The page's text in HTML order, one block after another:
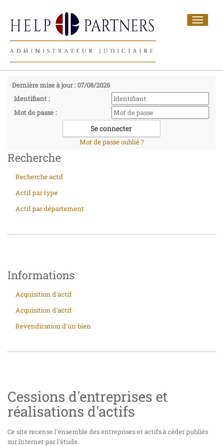
Toggle
Dernière mise à jour : 07/08/2026
Identifiant :
Mot de passe :
Mot de passe oublié ?
Recherche
Recherche actif
Actif par type
Actif par département
Informations
Acquisition d'actif
Acquisition d'actif
Revendication d'un bien
Cessions d'entreprises et
réalisations d'actifs
Ce site recense l'ensemble des entreprises et actifs à céder publiés
sur Internet par l'étude.